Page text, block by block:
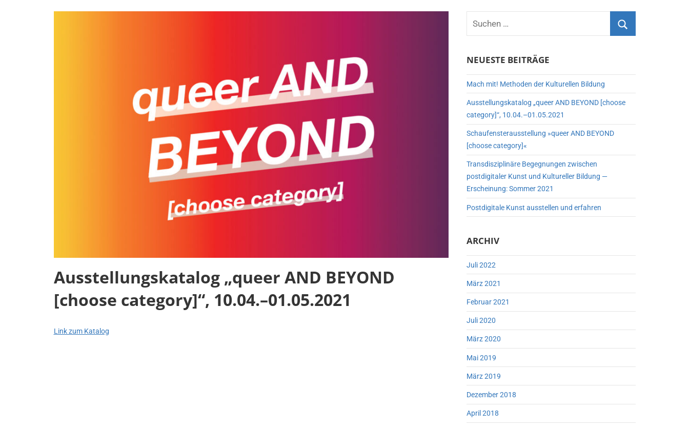
Ausstellungskatalog „queer AND BEYOND
[choose category]“, 10.04.–01.05.2021
21.
Ben
Allgemein
Link zum Katalog
NEUESTE BEITRÄGE
Mach mit! Methoden der Kulturellen Bildung
Ausstellungskatalog „queer AND BEYOND [choose
category]“, 10.04.–01.05.2021
Schaufensterausstellung »queer AND BEYOND
[choose category]«
Transdisziplinäre Begegnungen zwischen
postdigitaler Kunst und Kultureller Bildung —
Erscheinung: Sommer 2021
Postdigitale Kunst ausstellen und erfahren
ARCHIV
Juli 2022
März 2021
Februar 2021
Juli 2020
März 2020
Mai 2019
März 2019
Dezember 2018
April 2018